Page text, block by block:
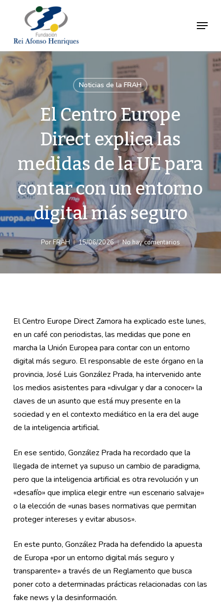
contenido
principal
Menú
Noticias de la FRAH
El Centro Europe
Direct explica las
medidas de la UE para
contar con un entorno
digital más seguro
PorFRAH 15/06/2026 No hay comentarios
El Centro Europe Direct Zamora ha explicado este lunes,
en un café con periodistas, las medidas que pone en
marcha la Unión Europea para contar con un entorno
digital más seguro. El responsable de este órgano en la
provincia, José Luis González Prada, ha intervenido ante
los medios asistentes para «divulgar y dar a conocer» la
claves de un asunto que está muy presente en la
sociedad y en el contexto mediático en la era del auge
de la inteligencia artificial.
En ese sentido, González Prada ha recordado que la
llegada de internet ya supuso un cambio de paradigma,
pero que la inteligencia artificial es otra revolución y un
«desafío» que implica elegir entre «un escenario salvaje»
o la elección de «unas bases normativas que permitan
proteger intereses y evitar abusos».
En este punto, González Prada ha defendido la apuesta
de Europa «por un entorno digital más seguro y
transparente» a través de un Reglamento que busca
poner coto a determinadas prácticas relacionadas con las
fake news y la desinformación.
Close